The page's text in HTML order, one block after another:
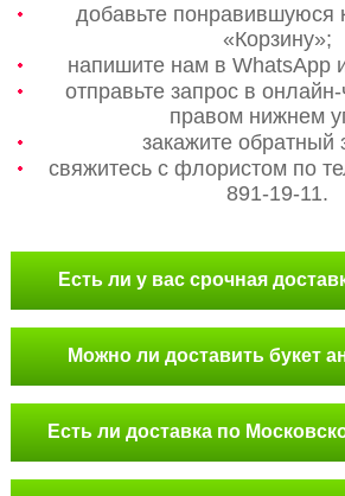
добавьте понравившуюся
«Корзину»;
напишите нам в WhatsApp
отправьте запрос в
правом нижнем
закажите обратный
свяжитесь с флористом по
891-19-11.
Есть ли у вас срочная
Можно ли доставить букет
Есть ли доставка по